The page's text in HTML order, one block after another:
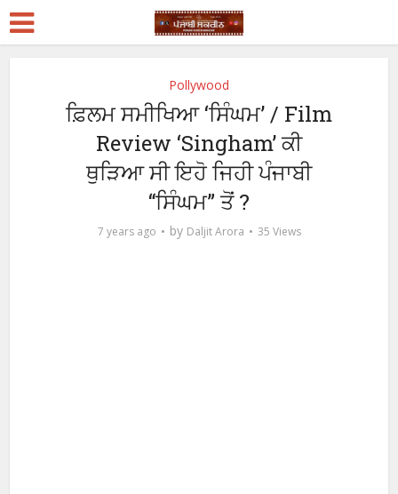
Pollywood
ਫ਼ਿਲਮ ਸਮੀਖਿਆ ‘ਸਿੰਘਮ’ / Film
Review ‘Singham’ ਕੀ
ਥੁੜਿਆ ਸੀ ਇਹੋ ਜਿਹੀ ਪੰਜਾਬੀ
“ਸਿੰਘਮ” ਤੋਂ ?
7 years ago by Daljit Arora 35 Views